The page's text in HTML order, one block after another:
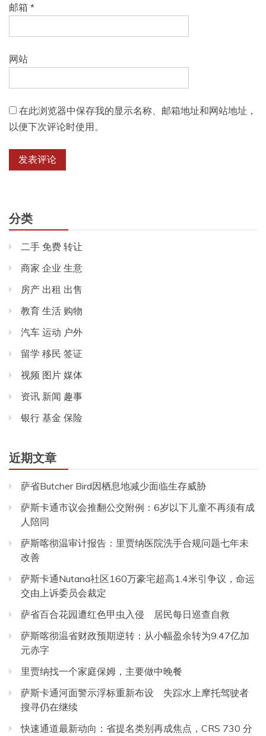
邮箱 *
网站
在此浏览器中保存我的显示名称、邮箱地址和网站地址，
以便下次评论时使用。
分类
二手 免费 转让
商家 企业 生意
房产 出租 出售
教育 生活 购物
汽车 运动 户外
留学 移民 签证
视频 图片 媒体
资讯 新闻 趣事
银行 基金 保险
近期文章
萨省Butcher Bird因栖息地减少面临生存威胁
萨斯卡通市议会推翻公交附例：6岁以下儿童不再须有成
人陪同
萨斯喀彻温审计报告：里贾纳医院洗手合规问题七年未
改善
萨斯卡通Nutana社区160万豪宅超高1.4米引争议，命运
交由上诉委员会裁定
萨省百合花园遭红色甲虫入侵 居民每日巡查自救
萨斯喀彻温省财政预期逆转：从小幅盈余转为9.47亿加
元赤字
里贾纳找一个家庭保姆，主要做中晚餐
萨斯卡通河面警示浮标重新布设 失踪水上摩托驾驶者
搜寻仍在继续
快速通道最新动向：省提名类别再成焦点，CRS 730 分